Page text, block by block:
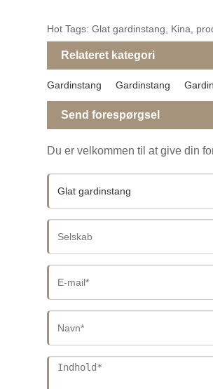
Hot Tags: Glat gardinstang, Kina,
Relateret kategori
Gardinstang Gardinstang
Send forespørgsel
Du er velkommen til at give din